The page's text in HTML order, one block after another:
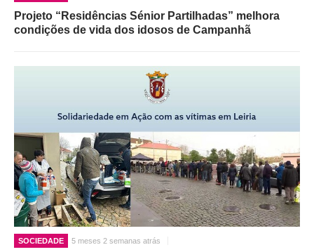
Projeto “Residências Sénior Partilhadas” melhora
condições de vida dos idosos de Campanhã
SOCIEDADE 5 meses 2 semanas atrás